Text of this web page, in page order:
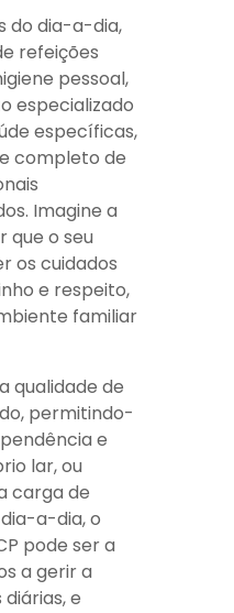
do dia-a-dia,
refeições
pessoal,
especializado
específicas,
completo de
Imagine a
que o seu
os cuidados
e respeito,
familiar
qualidade de
permitindo-
e
lar, ou
carga de
a-dia, o
pode ser a
a gerir a
e